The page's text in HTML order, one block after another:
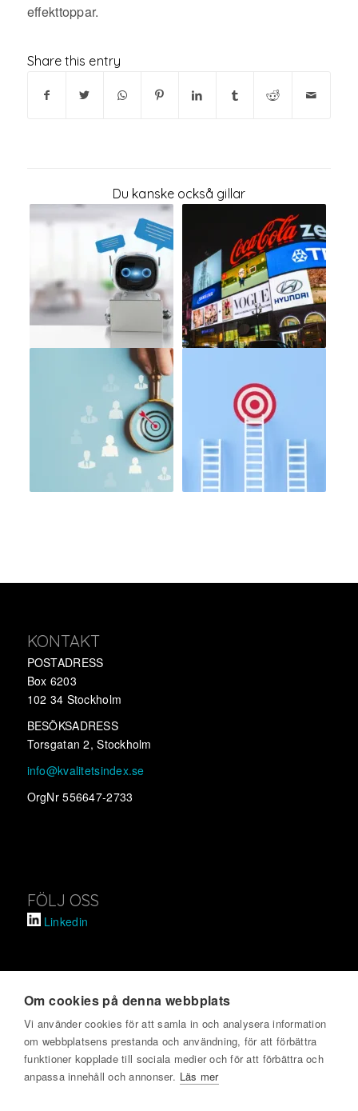
Om cookies på denna webbplats
Vi använder cookies för att samla in och analysera information
om webbplatsens prestanda och användning, för att förbättra
funktioner kopplade till sociala medier och för att förbättra och
anpassa innehåll och annonser. Läs mer
effekttoppar.
Share this entry
Du kanske också gillar
KONTAKT
POSTADRESS
Box 6203
102 34 Stockholm
BESÖKSADRESS
Torsgatan 2, Stockholm
info@kvalitetsindex.se
OrgNr 556647-2733
FÖLJ OSS
Linkedin
SVENSKT KVALITETSINDEX
Om oss
Kontakta oss